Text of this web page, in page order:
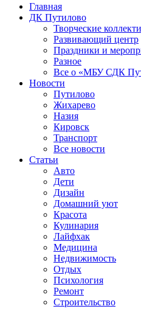
Главная
ДК Путилово
Творческие
Развивающий центр
Праздники и
Разное
Все о «МБУ СДК
Новости
Путилово
Жихарево
Назия
Кировск
Транспорт
Все новости
Статьи
Авто
Дети
Дизайн
Домашний уют
Красота
Кулинария
Лайфхак
Медицина
Недвижимость
Отдых
Психология
Ремонт
Строительство